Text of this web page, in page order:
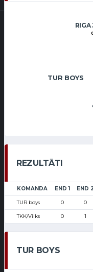
RIGA
TUR BOYS
REZULTĀTI
KOMANDA END 1 END 2
TUR boys 0 0
TKK/Vilks 0 1
TUR BOYS